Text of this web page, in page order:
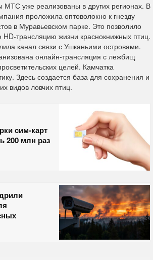
МТС уже реализованы в других регионах. В
проложила оптоволокно к гнезду
в Муравьевском парке. Это позволило
HD-трансляцию жизни краснокнижных птиц.
канал связи с Ушканьими островами.
онлайн-трансляция с лежбищ
целей. Камчатка
Здесь создается база для сохранения и
видов ловчих птиц.
сим-карт
200 млн раз